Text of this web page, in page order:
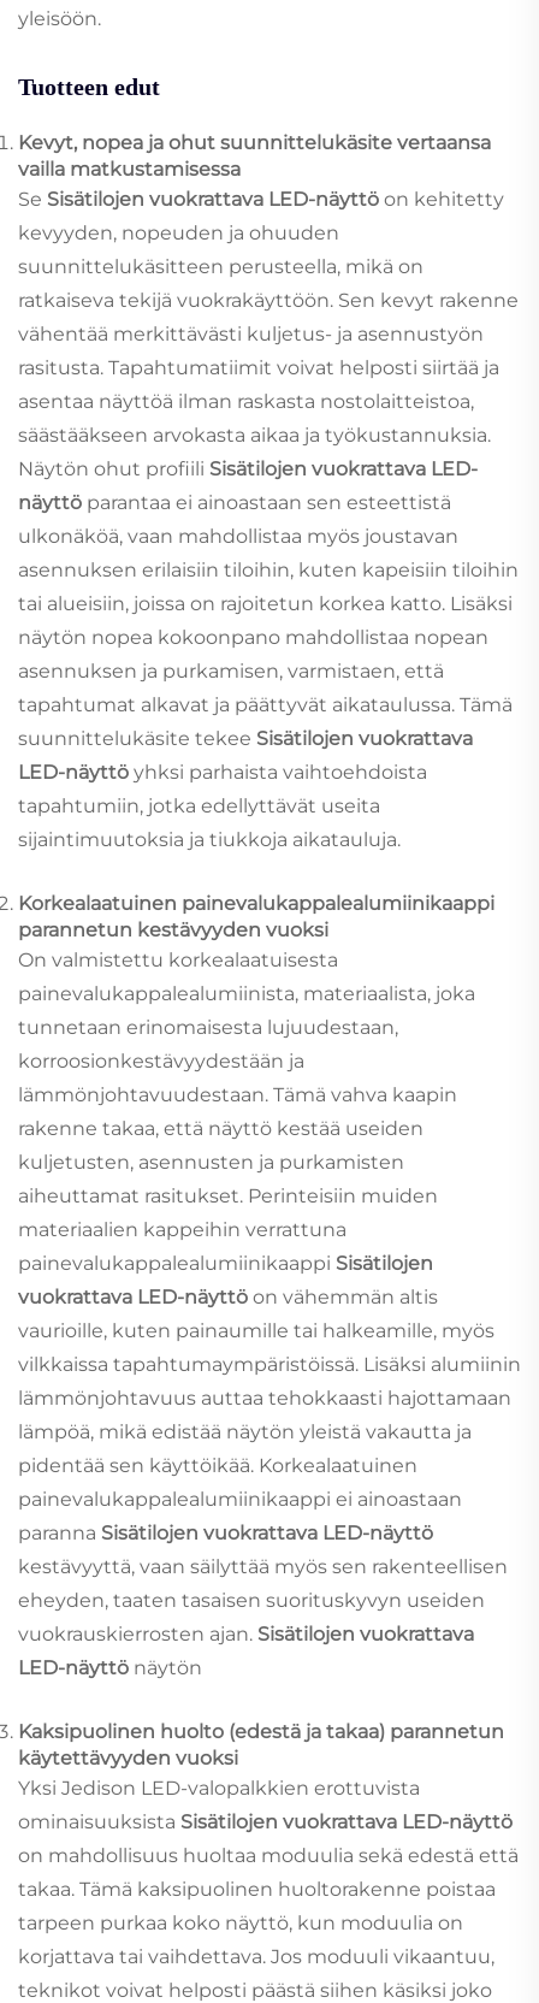
yleisöön.
Tuotteen edut
Kevyt, nopea ja ohut suunnittelukäsite vertaansa
vailla matkustamisessa
Se Sisätilojen vuokrattava LED-näyttö on kehitetty
kevyyden, nopeuden ja ohuuden
suunnittelukäsitteen perusteella, mikä on
ratkaiseva tekijä vuokrakäyttöön. Sen kevyt rakenne
vähentää merkittävästi kuljetus- ja asennustyön
rasitusta. Tapahtumatiimit voivat helposti siirtää ja
asentaa näyttöä ilman raskasta nostolaitteistoa,
säästääkseen arvokasta aikaa ja työkustannuksia.
Näytön ohut profiili Sisätilojen vuokrattava LED-
näyttö parantaa ei ainoastaan sen esteettistä
ulkonäköä, vaan mahdollistaa myös joustavan
asennuksen erilaisiin tiloihin, kuten kapeisiin tiloihin
tai alueisiin, joissa on rajoitetun korkea katto. Lisäksi
näytön nopea kokoonpano mahdollistaa nopean
asennuksen ja purkamisen, varmistaen, että
tapahtumat alkavat ja päättyvät aikataulussa. Tämä
suunnittelukäsite tekee Sisätilojen vuokrattava
LED-näyttö yhksi parhaista vaihtoehdoista
tapahtumiin, jotka edellyttävät useita
sijaintimuutoksia ja tiukkoja aikatauluja.
Korkealaatuinen painevalukappalealumiinikaappi
parannetun kestävyyden vuoksi
On valmistettu korkealaatuisesta
painevalukappalealumiinista, materiaalista, joka
tunnetaan erinomaisesta lujuudestaan,
korroosionkestävyydestään ja
lämmönjohtavuudestaan. Tämä vahva kaapin
rakenne takaa, että näyttö kestää useiden
kuljetusten, asennusten ja purkamisten
aiheuttamat rasitukset. Perinteisiin muiden
materiaalien kappeihin verrattuna
painevalukappalealumiinikaappi Sisätilojen
vuokrattava LED-näyttö on vähemmän altis
vaurioille, kuten painaumille tai halkeamille, myös
vilkkaissa tapahtumaympäristöissä. Lisäksi alumiinin
lämmönjohtavuus auttaa tehokkaasti hajottamaan
lämpöä, mikä edistää näytön yleistä vakautta ja
pidentää sen käyttöikää. Korkealaatuinen
painevalukappalealumiinikaappi ei ainoastaan
paranna Sisätilojen vuokrattava LED-näyttö
kestävyyttä, vaan säilyttää myös sen rakenteellisen
eheyden, taaten tasaisen suorituskyvyn useiden
vuokrauskierrosten ajan. Sisätilojen vuokrattava
LED-näyttö näytön
Kaksipuolinen huolto (edestä ja takaa) parannetun
käytettävyyden vuoksi
Yksi Jedison LED-valopalkkien erottuvista
ominaisuuksista Sisätilojen vuokrattava LED-näyttö
on mahdollisuus huoltaa moduulia sekä edestä että
takaa. Tämä kaksipuolinen huoltorakenne poistaa
tarpeen purkaa koko näyttö, kun moduulia on
korjattava tai vaihdettava. Jos moduuli vikaantuu,
teknikot voivat helposti päästä siihen käsiksi joko